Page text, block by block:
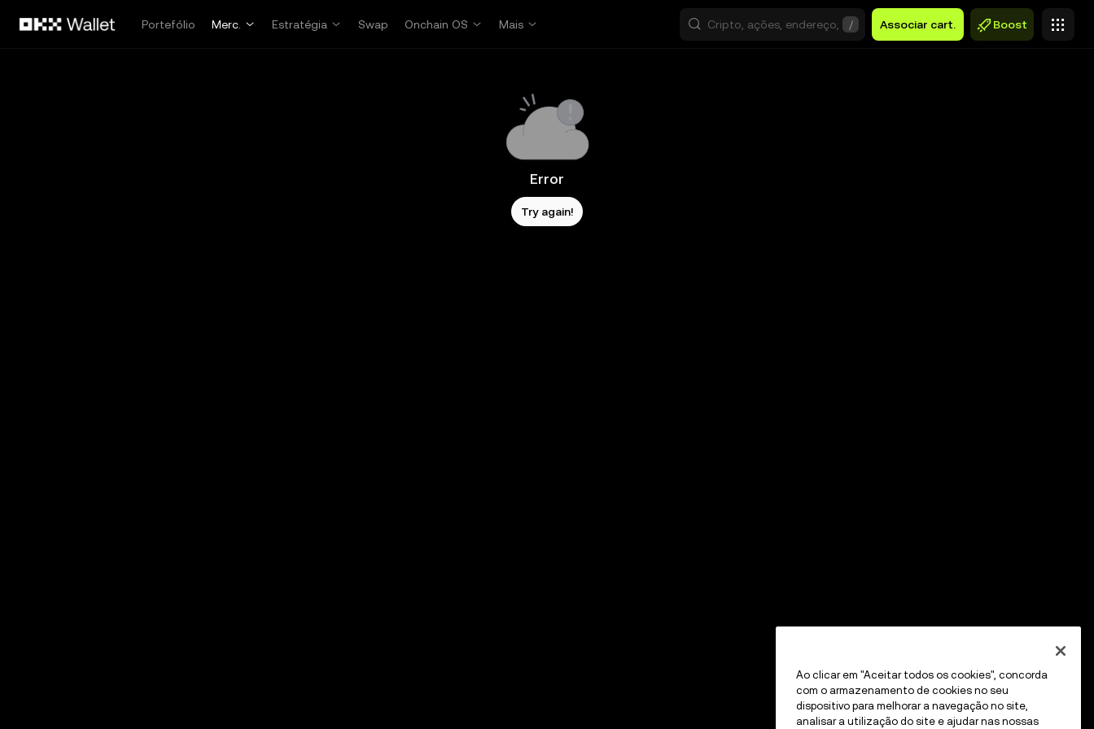
Portefólio
Merc. Estratégia Swap Onchain OS Mais / Associar cart. Boost
Error
Try again!
Ao clicar em "Aceitar todos os cookies", concorda
com o armazenamento de cookies no seu
dispositivo para melhorar a navegação no site,
analisar a utilização do site e ajudar nas nossas